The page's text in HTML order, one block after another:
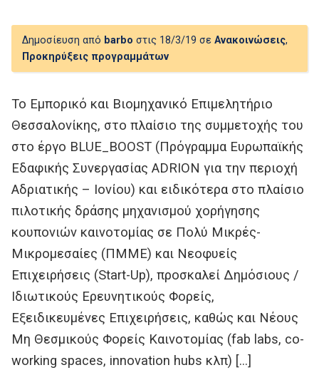
Δημοσίευση από barbo στις 18/3/19 σε Ανακοινώσεις,
Προκηρύξεις προγραμμάτων
Το Εμπορικό και Βιομηχανικό Επιμελητήριο
Θεσσαλονίκης, στο πλαίσιο της συμμετοχής του
στο έργο BLUE_BOOST (Πρόγραμμα Ευρωπαϊκής
Εδαφικής Συνεργασίας ADRION για την περιοχή
Αδριατικής – Ιονίου) και ειδικότερα στο πλαίσιο
πιλοτικής δράσης μηχανισμού χορήγησης
κουπονιών καινοτομίας σε Πολύ Μικρές-
Μικρομεσαίες (ΠΜΜΕ) και Νεοφυείς
Επιχειρήσεις (Start-Up), προσκαλεί Δημόσιους /
Ιδιωτικούς Ερευνητικούς Φορείς,
Εξειδικευμένες Επιχειρήσεις, καθώς και Νέους
Μη Θεσμικούς Φορείς Καινοτομίας (fab labs, co-
working spaces, innovation hubs κλπ) […]